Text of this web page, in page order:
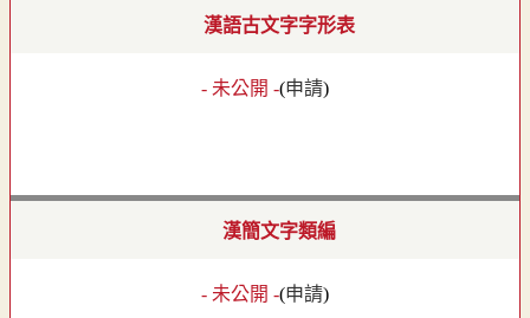
漢語古文字字形表
- 未公開 -(申請)
漢簡文字類編
- 未公開 -(申請)